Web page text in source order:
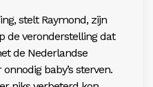
stelt Raymond, zijn
de veronderstelling dat
de Nederlandse
baby’s sterven.